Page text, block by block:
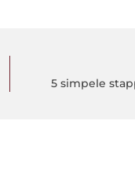
5 simpele